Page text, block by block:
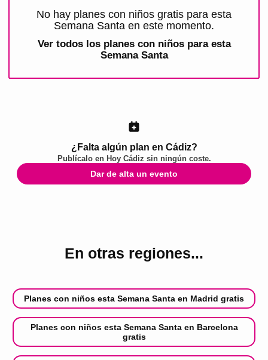
No hay planes con niños gratis para esta
Semana Santa en este momento.
Ver todos los planes con niños para esta
Semana Santa
¿Falta algún plan en Cádiz?
Publícalo en Hoy Cádiz sin ningún coste.
Dar de alta un evento
En otras regiones...
Planes con niños esta Semana Santa en Madrid gratis
Planes con niños esta Semana Santa en Barcelona
gratis